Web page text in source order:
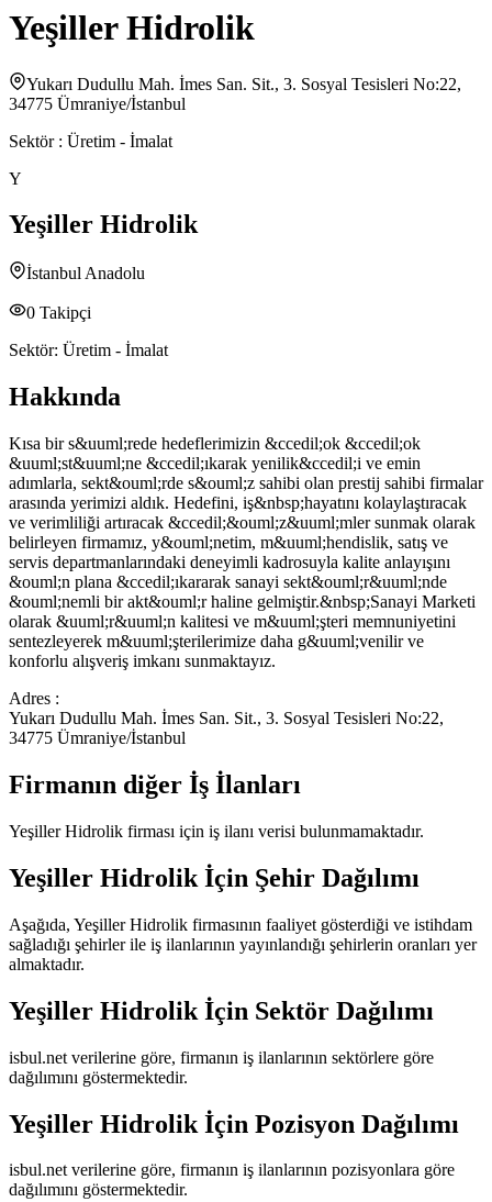
Yeşiller Hidrolik
Yukarı Dudullu Mah. İmes San. Sit., 3. Sosyal Tesisleri No:22,
34775 Ümraniye/İstanbul
Sektör : Üretim - İmalat
Y
Yeşiller Hidrolik
İstanbul Anadolu
0 Takipçi
Sektör: Üretim - İmalat
Hakkında
Kısa bir s&uuml;rede hedeflerimizin &ccedil;ok &ccedil;ok
&uuml;st&uuml;ne &ccedil;ıkarak yenilik&ccedil;i ve emin
adımlarla, sekt&ouml;rde s&ouml;z sahibi olan prestij sahibi firmalar
arasında yerimizi aldık. Hedefini, iş&nbsp;hayatını kolaylaştıracak
ve verimliliği artıracak &ccedil;&ouml;z&uuml;mler sunmak olarak
belirleyen firmamız, y&ouml;netim, m&uuml;hendislik, satış ve
servis departmanlarındaki deneyimli kadrosuyla kalite anlayışını
&ouml;n plana &ccedil;ıkararak sanayi sekt&ouml;r&uuml;nde
&ouml;nemli bir akt&ouml;r haline gelmiştir.&nbsp;Sanayi Marketi
olarak &uuml;r&uuml;n kalitesi ve m&uuml;şteri memnuniyetini
sentezleyerek m&uuml;şterilerimize daha g&uuml;venilir ve
konforlu alışveriş imkanı sunmaktayız.
Adres :
Yukarı Dudullu Mah. İmes San. Sit., 3. Sosyal Tesisleri No:22,
34775 Ümraniye/İstanbul
Firmanın diğer İş İlanları
Yeşiller Hidrolik firması için iş ilanı verisi bulunmamaktadır.
Yeşiller Hidrolik İçin Şehir Dağılımı
Aşağıda, Yeşiller Hidrolik firmasının faaliyet gösterdiği ve istihdam
sağladığı şehirler ile iş ilanlarının yayınlandığı şehirlerin oranları yer
almaktadır.
Yeşiller Hidrolik İçin Sektör Dağılımı
isbul.net verilerine göre, firmanın iş ilanlarının sektörlere göre
dağılımını göstermektedir.
Yeşiller Hidrolik İçin Pozisyon Dağılımı
isbul.net verilerine göre, firmanın iş ilanlarının pozisyonlara göre
dağılımını göstermektedir.